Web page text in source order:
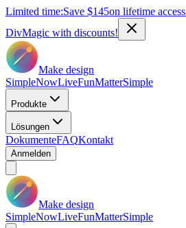
Limited time:Save $145on lifetime access
DivMagic with discounts!
Make design
SimpleNowLiveFunMatterSimple
Produkte
Lösungen
DokumenteFAQKontakt
Anmelden
Make design
SimpleNowLiveFunMatterSimple